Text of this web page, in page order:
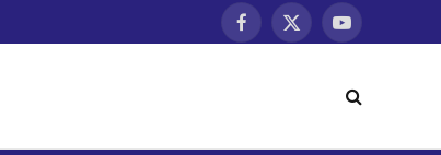
Facebook
X
YouTube